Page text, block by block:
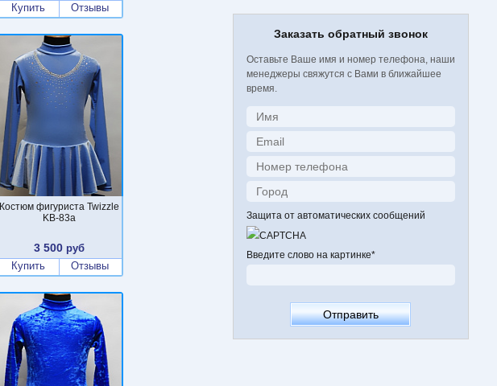
Заказать обратный звонок
Оставьте Ваше имя и номер телефона, наши
менеджеры свяжутся с Вами в ближайшее
время.
Защита от автоматических сообщений
Введите слово на картинке*
Купить
Отзывы
Костюм фигуриста Twizzle
KB-83a
3 500руб
Купить
Отзывы